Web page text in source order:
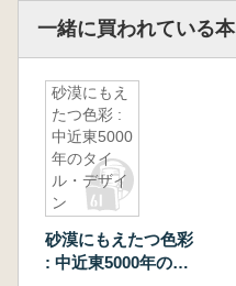
一緒に買われている本
砂漠にもえ
たつ色彩 :
中近東5000
年のタイ
ル・デザイ
ン
砂漠にもえたつ色彩
: 中近東5000年のタ